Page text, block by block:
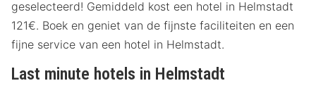
geselecteerd! Gemiddeld kost een hotel in Helmstadt
121€. Boek en geniet van de fijnste faciliteiten en een
fijne service van een hotel in Helmstadt.
Last minute hotels in Helmstadt